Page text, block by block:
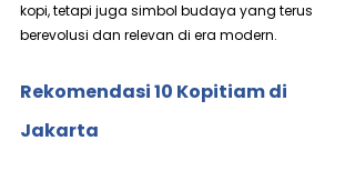
kopi, tetapi juga simbol budaya yang terus
berevolusi dan relevan di era modern.
Rekomendasi 10 Kopitiam di
Jakarta